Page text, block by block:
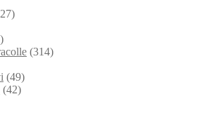
(314)
(49)
(42)